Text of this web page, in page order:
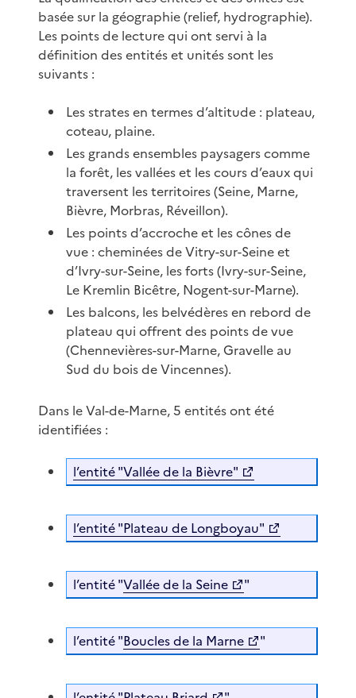
basée sur la géographie (relief, hydrographie).
Les points de lecture qui ont servi à la
définition des entités et unités sont les
suivants :
Les strates en termes d’altitude : plateau,
coteau, plaine.
Les grands ensembles paysagers comme
la forêt, les vallées et les cours d’eaux qui
traversent les territoires (Seine, Marne,
Bièvre, Morbras, Réveillon).
Les points d’accroche et les cônes de
vue : cheminées de Vitry-sur-Seine et
d’Ivry-sur-Seine, les forts (Ivry-sur-Seine,
Le Kremlin Bicêtre, Nogent-sur-Marne).
Les balcons, les belvédères en rebord de
plateau qui offrent des points de vue
(Chennevières-sur-Marne, Gravelle au
Sud du bois de Vincennes).
Dans le Val-de-Marne, 5 entités ont été
identifiées :
l’entité "Vallée de la Bièvre"
l’entité "Plateau de Longboyau"
l’entité "Vallée de la Seine "
l’entité "Boucles de la Marne "